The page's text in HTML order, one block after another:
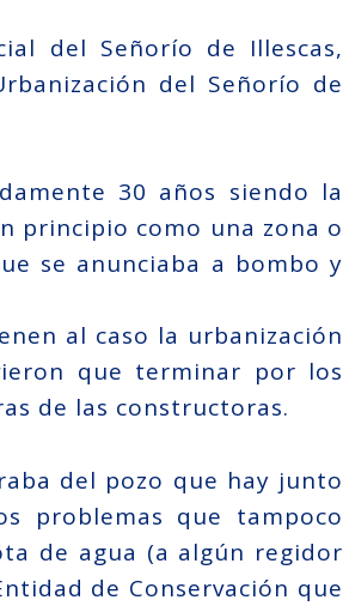
del Señorío de Illescas,
del Señorío de
30 años siendo la
principio como una zona o
se anunciaba a bombo y
al caso la urbanización
que terminar por los
de las constructoras.
del pozo que hay junto
problemas que tampoco
de agua (a algún regidor
de Conservación que